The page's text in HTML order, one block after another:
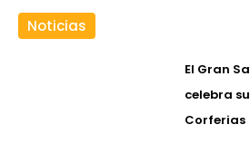
Noticias
El Gran
celebra
Corferias